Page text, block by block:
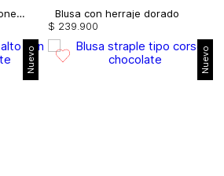
Bluson manga larga botones de lujo
Blusa con herraje dorado
$ 239 900
Nuevo Nuevo